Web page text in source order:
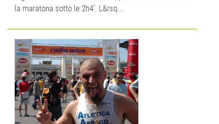
la maratona sotto le 2h4’. L&rsq...